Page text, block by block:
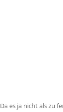
Da es ja nicht als zu